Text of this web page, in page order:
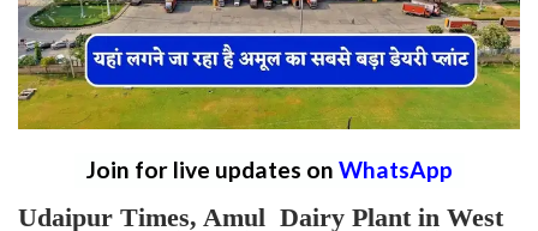
Join for live updates on WhatsApp
Udaipur Times, Amul Dairy Plant in West